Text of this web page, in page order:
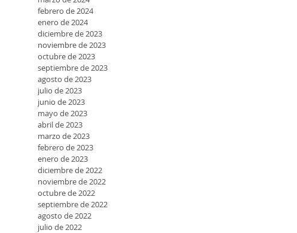
febrero de 2024
enero de 2024
diciembre de 2023
noviembre de 2023
octubre de 2023
septiembre de 2023
agosto de 2023
julio de 2023
junio de 2023
mayo de 2023
abril de 2023
marzo de 2023
febrero de 2023
enero de 2023
diciembre de 2022
noviembre de 2022
octubre de 2022
septiembre de 2022
agosto de 2022
julio de 2022